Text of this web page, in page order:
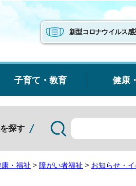
新型コロナウイルス感
子育て・教育 健康
探す
康・福祉 > 障がい者福祉 > お知らせ・イ